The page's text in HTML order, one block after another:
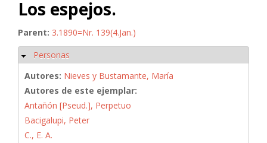
Los espejos.
Parent: 3.1890=Nr. 139(4.Jan.)
Ocultar
Personas
Autores: Nieves y Bustamante, María
Autores de este ejemplar:
Antañón [Pseud.], Perpetuo
Bacigalupi, Peter
C., E. A.